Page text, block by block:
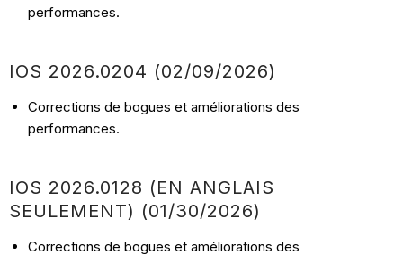
performances.
IOS 2026.0204 (02/09/2026)
Corrections de bogues et améliorations des
performances.
IOS 2026.0128 (EN ANGLAIS
SEULEMENT) (01/30/2026)
Corrections de bogues et améliorations des